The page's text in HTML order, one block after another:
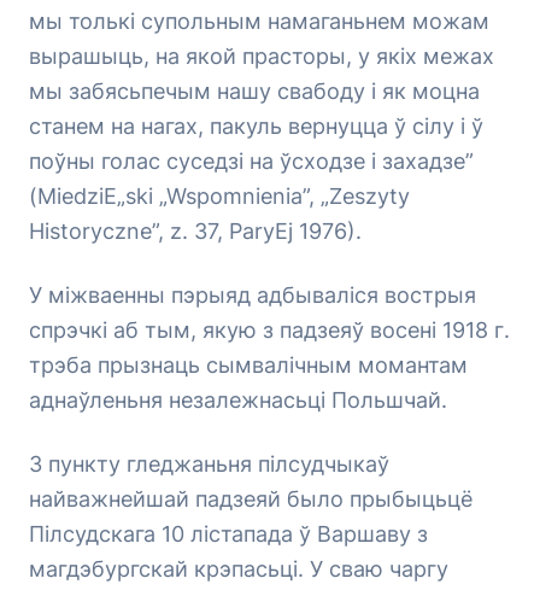
мы толькі супольным намаганьнем можам
вырашыць, на якой прасторы, у якіх межах
мы забясьпечым нашу свабоду і як моцна
станем на нагах, пакуль вернуцца ў сілу і ў
поўны голас суседзі на ўсходзе і захадзе”
(MiedziЕ„ski „Wspomnienia”, „Zeszyty
Historyczne”, z. 37, ParyЕј 1976).
У міжваенны пэрыяд адбываліся вострыя
спрэчкі аб тым, якую з падзеяў восені 1918 г.
трэба прызнаць сымвалічным момантам
аднаўленьня незалежнасьці Польшчай.
З пункту гледжаньня пілсудчыкаў
найважнейшай падзеяй было прыбыцьцё
Пілсудскага 10 лістапада ў Варшаву з
магдэбургскай крэпасьці. У сваю чаргу